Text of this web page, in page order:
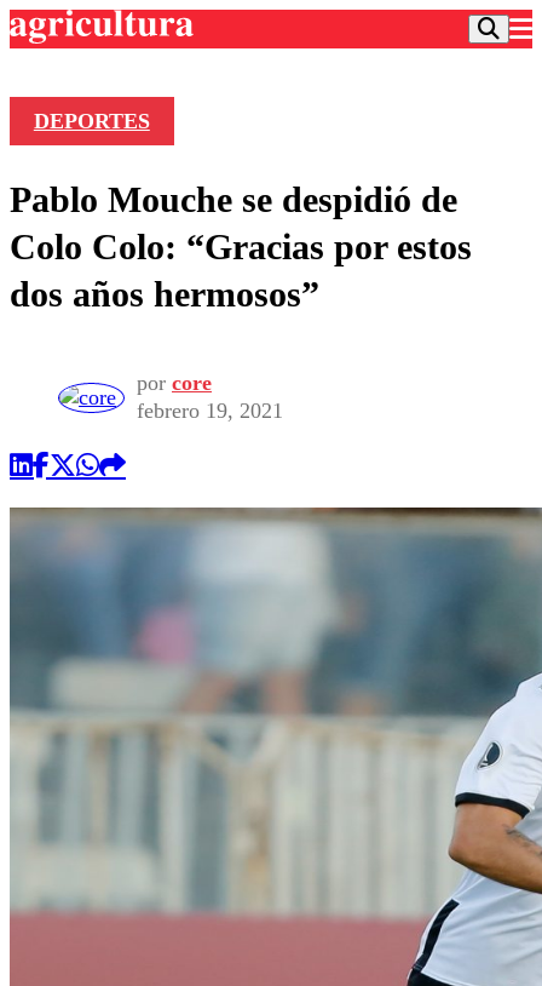
Frecuencias
Agricultura TV
Deportes
Colo Colo
Seleccion Chilena
Universidad de Chile
Entretención
Economía
Sustentabilidad
Publicaciones en medios
Opinión
DEPORTES
Pablo Mouche se despidió de
Colo Colo: “Gracias por estos
dos años hermosos”
por core
febrero 19, 2021